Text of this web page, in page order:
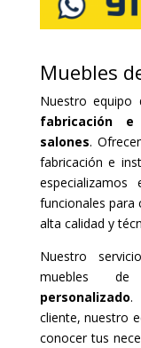
Muebles
Nuestro equipo
fabricación
salones.
fabricación e
funcionales para
alta calidad y
Nuestro
muebles
personalizado.
cliente, nuestro
conocer tus